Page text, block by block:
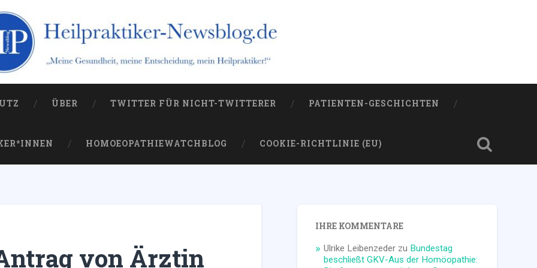
Kampagne gegen sie
ÜBER TWITTER FÜR NICHT-TWITTERER PATIENTEN-GESCHICHTEN
HOMOEOPATHIEWATCHBLOG COOKIE-RICHTLINIE (EU)
von Ärztin
IHRE KOMMENTARE
Ulrike Leibenzeder zu Bundestag
beschließt GKV-Aus der Homöopathie: